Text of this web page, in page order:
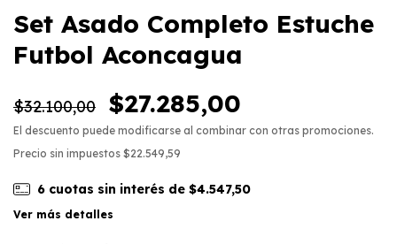
Set Asado Completo Estuche
Futbol Aconcagua
$32.100,00 $27.285,00
El descuento puede modificarse al combinar con otras promociones.
Precio sin impuestos $22.549,59
6 cuotas sin interés de $4.547,50
Ver más detalles